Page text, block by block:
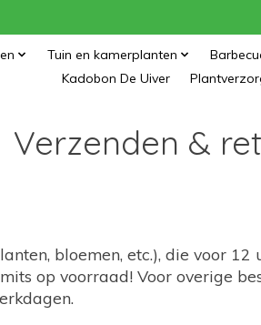
Tuin en kamerplanten
Kadobon De Uiver
Verzenden &
bloemen, etc.), die voor
op voorraad! Voor overige